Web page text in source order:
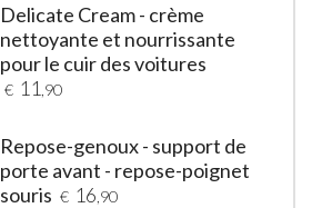
Delicate Cream - crème
nettoyante et nourrissante
pour le cuir des voitures
€ 11 ,90
Repose-genoux - support de
porte avant - repose-poignet
souris € 16 ,90